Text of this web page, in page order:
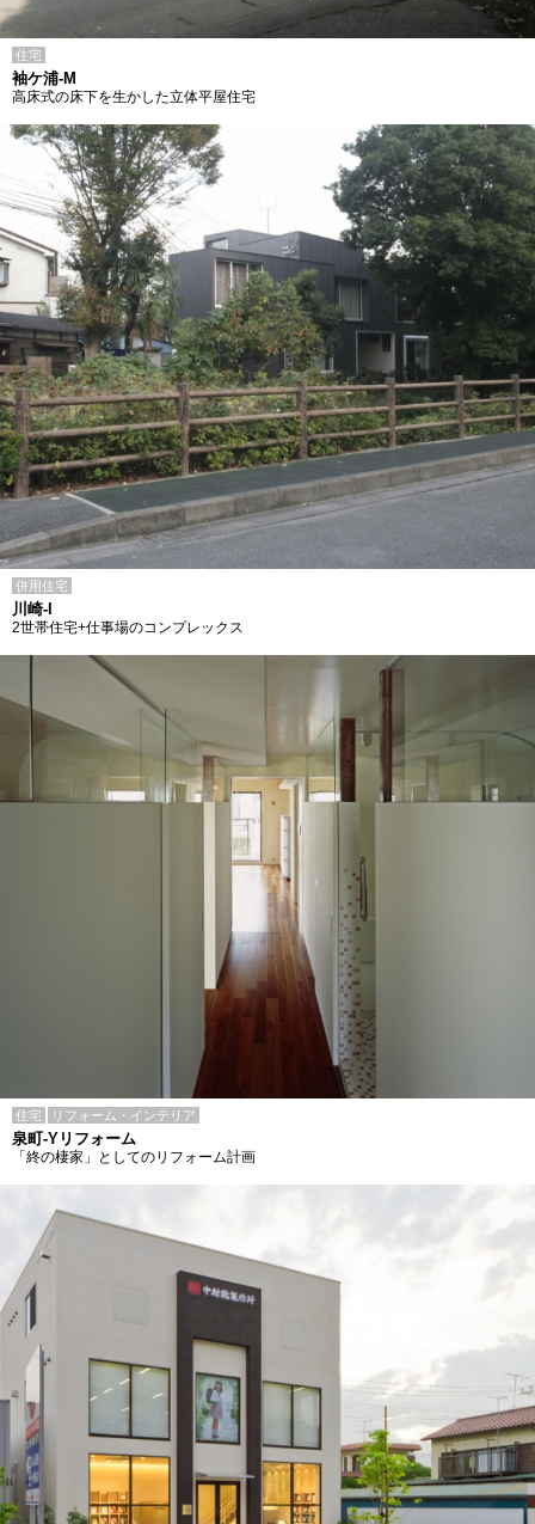
住宅
袖ケ浦-M
高床式の床下を生かした立体平屋住宅
併用住宅
川崎-I
2世帯住宅+仕事場のコンプレックス
住宅 リフォーム・インテリア
泉町-Yリフォーム
「終の棲家」としてのリフォーム計画